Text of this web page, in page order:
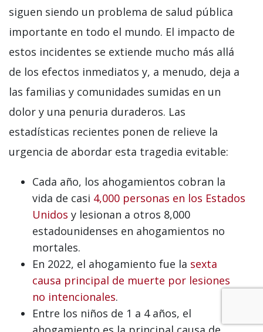
siguen siendo un problema de salud pública
importante en todo el mundo. El impacto de
estos incidentes se extiende mucho más allá
de los efectos inmediatos y, a menudo, deja a
las familias y comunidades sumidas en un
dolor y una penuria duraderos. Las
estadísticas recientes ponen de relieve la
urgencia de abordar esta tragedia evitable:
Cada año, los ahogamientos cobran la
vida de casi 4,000 personas en los Estados
Unidos y lesionan a otros 8,000
estadounidenses en ahogamientos no
mortales.
En 2022, el ahogamiento fue la sexta
causa principal de muerte por lesiones
no intencionales.
Entre los niños de 1 a 4 años, el